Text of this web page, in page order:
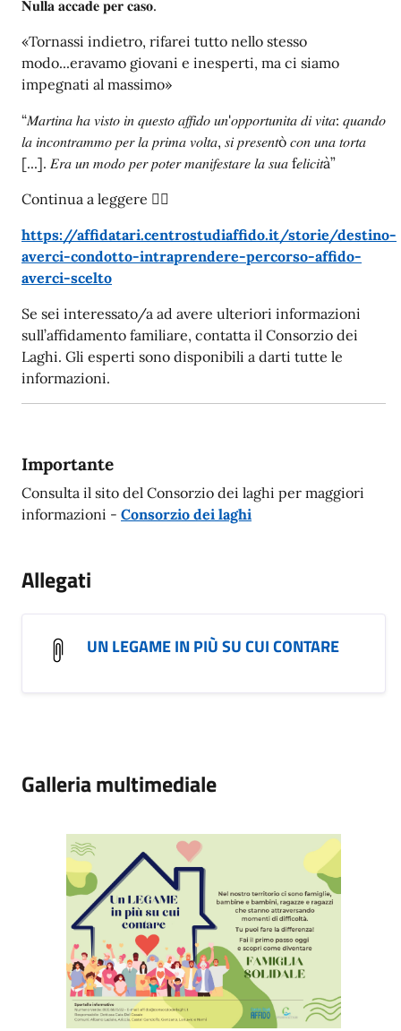
𝐍𝐮𝐥𝐥𝐚 𝐚𝐜𝐜𝐚𝐝𝐞 𝐩𝐞𝐫 𝐜𝐚𝐬𝐨.⠀
«Tornassi indietro, rifarei tutto nello stesso
modo...eravamo giovani e inesperti, ma ci siamo
impegnati al massimo»
“𝑀𝑎𝑟𝑡𝑖𝑛𝑎 ℎ𝑎 𝑣𝑖𝑠𝑡𝑜 𝑖𝑛 𝑞𝑢𝑒𝑠𝑡𝑜 𝑎𝑓𝑓𝑖𝑑𝑜 𝑢𝑛'𝑜𝑝𝑝𝑜𝑟𝑡𝑢𝑛𝑖𝑡𝑎 𝑑𝑖 𝑣𝑖𝑡𝑎: 𝑞𝑢𝑎𝑛𝑑𝑜
𝑙𝑎 𝑖𝑛𝑐𝑜𝑛𝑡𝑟𝑎𝑚𝑚𝑜 𝑝𝑒𝑟 𝑙𝑎 𝑝𝑟𝑖𝑚𝑎 𝑣𝑜𝑙𝑡𝑎, 𝑠𝑖 𝑝𝑟𝑒𝑠𝑒𝑛𝑡ò 𝑐𝑜𝑛 𝑢𝑛𝑎 𝑡𝑜𝑟𝑡𝑎
[...]. 𝐸𝑟𝑎 𝑢𝑛 𝑚𝑜𝑑𝑜 𝑝𝑒𝑟 𝑝𝑜𝑡𝑒𝑟 𝑚𝑎𝑛𝑖𝑓𝑒𝑠𝑡𝑎𝑟𝑒 𝑙𝑎 𝑠𝑢𝑎 f𝑒𝑙𝑖𝑐𝑖𝑡à”
Continua a leggere 👇🏻
https://affidatari.centrostudiaffido.it/storie/destino-
averci-condotto-intraprendere-percorso-affido-
averci-scelto
Se sei interessato/a ad avere ulteriori informazioni
sull’affidamento familiare, contatta il Consorzio dei
Laghi. Gli esperti sono disponibili a darti tutte le
informazioni.⠀
Importante
Consulta il sito del Consorzio dei laghi per maggiori
informazioni - Consorzio dei laghi
Allegati
UN LEGAME IN PIÙ SU CUI CONTARE
Galleria multimediale